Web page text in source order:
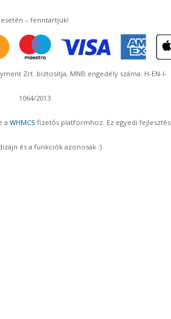
esetén – fenntartjuk!
Zrt. biztosítja, MNB engedély száma: H-EN-I-
1064/2013
a WHMCS fizetős platformhoz. Ez egyedi fejlesztés
és a funkciók azonosak :)